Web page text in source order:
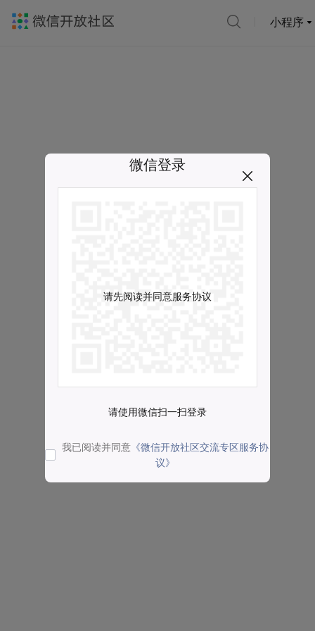
小程序
微信登录
请先阅读并同意服务协议
请使用微信扫一扫登录
我已阅读并同意 《微信开放社区交流专区服务协
议》